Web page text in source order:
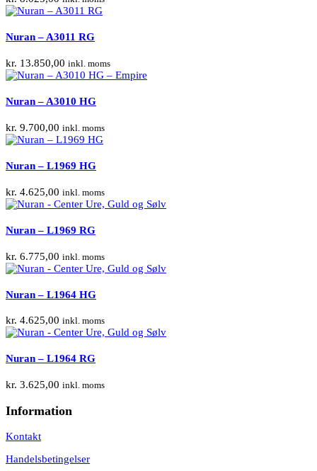
Nuran – A3011 RG
kr. 13.850,00 inkl. moms
Nuran – A3010 HG
kr. 9.700,00 inkl. moms
Nuran – L1969 HG
kr. 4.625,00 inkl. moms
Nuran – L1969 RG
kr. 6.775,00 inkl. moms
Nuran – L1964 HG
kr. 4.625,00 inkl. moms
Nuran – L1964 RG
kr. 3.625,00 inkl. moms
Information
Kontakt
Handelsbetingelser